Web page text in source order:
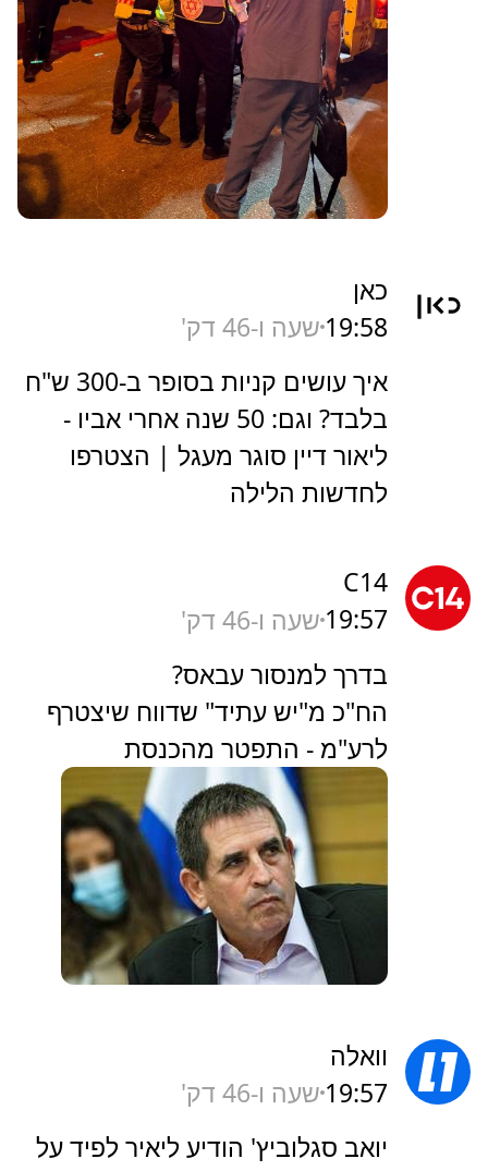
כאן
19:58 שעה ו-46 דק'
איך עושים קניות בסופר ב-300 ש"ח
בלבד? וגם: 50 שנה אחרי אביו -
ליאור דיין סוגר מעגל | הצטרפו
לחדשות הלילה
C14
19:57 שעה ו-46 דק'
בדרך למנסור עבאס?
הח"כ מ"יש עתיד" שדווח שיצטרף
לרע"מ - התפטר מהכנסת
וואלה
19:57 שעה ו-46 דק'
יואב סגלוביץ' הודיע ליאיר לפיד על